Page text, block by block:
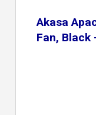
Akasa
Fan, Black